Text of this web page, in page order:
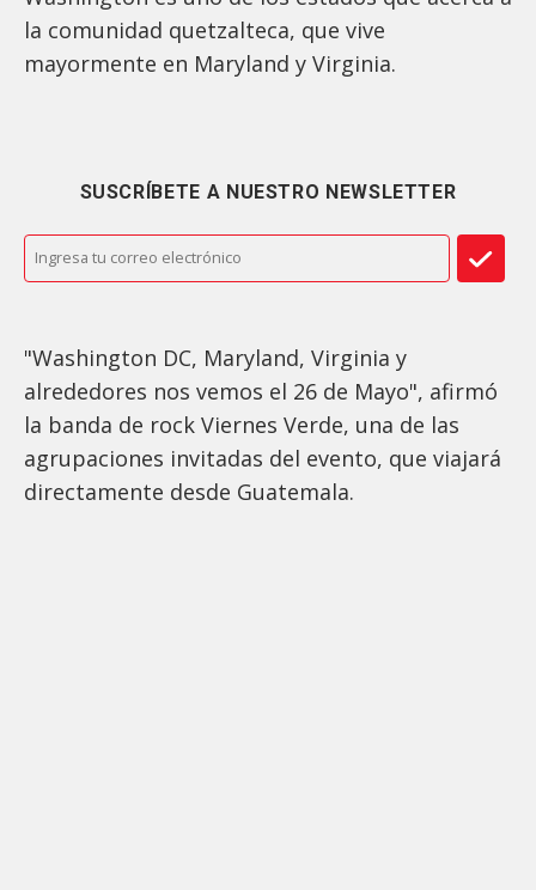
la comunidad quetzalteca, que vive
mayormente en Maryland y Virginia.
SUSCRÍBETE A NUESTRO NEWSLETTER
"Washington DC, Maryland, Virginia y
alrededores nos vemos el 26 de Mayo", afirmó
la banda de rock Viernes Verde, una de las
agrupaciones invitadas del evento, que viajará
directamente desde Guatemala.